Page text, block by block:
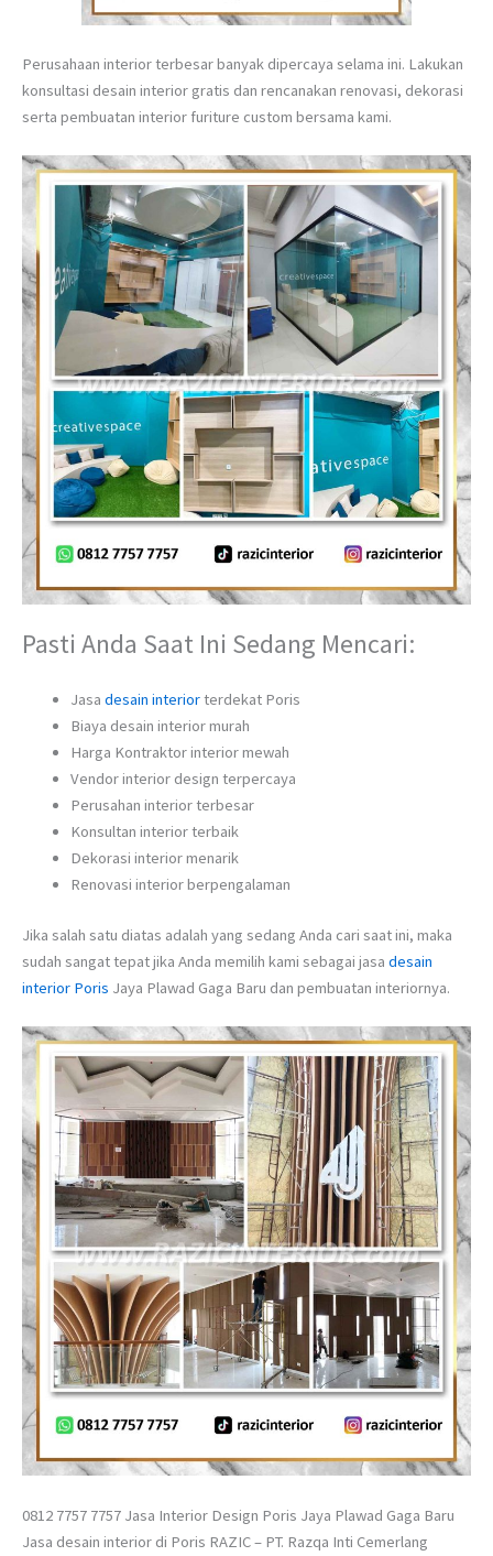
Perusahaan interior terbesar banyak dipercaya selama ini. Lakukan
konsultasi desain interior gratis dan rencanakan renovasi, dekorasi
serta pembuatan interior furiture custom bersama kami.
Pasti Anda Saat Ini Sedang Mencari:
Jasa desain interiorterdekat Poris
Biaya desain interior murah
Harga Kontraktor interior mewah
Vendor interior design terpercaya
Perusahan interior terbesar
Konsultan interior terbaik
Dekorasi interior menarik
Renovasi interior berpengalaman
Jika salah satu diatas adalah yang sedang Anda cari saat ini, maka
sudah sangat tepat jika Anda memilih kami sebagai jasa desain
interior Poris Jaya Plawad Gaga Baru dan pembuatan interiornya.
0812 7757 7757 Jasa Interior Design Poris Jaya Plawad Gaga Baru
Jasa desain interior di Poris RAZIC – PT. Razqa Inti Cemerlang